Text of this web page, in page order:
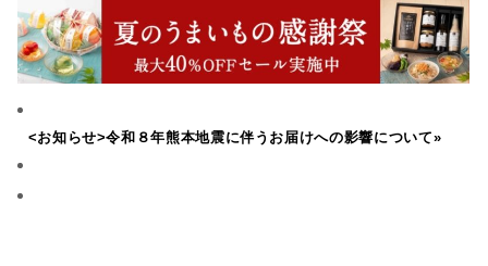
<お知らせ>令和８年熊本地震に伴うお届けへの影響について»